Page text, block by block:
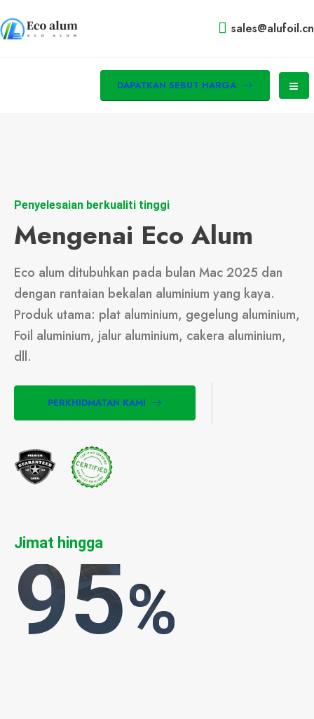
sales@alufoil.cn
DAPATKAN SEBUT HARGA
Penyelesaian berkualiti tinggi
Mengenai Eco Alum
Eco alum ditubuhkan pada bulan Mac 2025 dan
dengan rantaian bekalan aluminium yang kaya.
Produk utama: plat aluminium, gegelung aluminium,
Foil aluminium, jalur aluminium, cakera aluminium,
dll.
PERKHIDMATAN KAMI
Jimat hingga
95%